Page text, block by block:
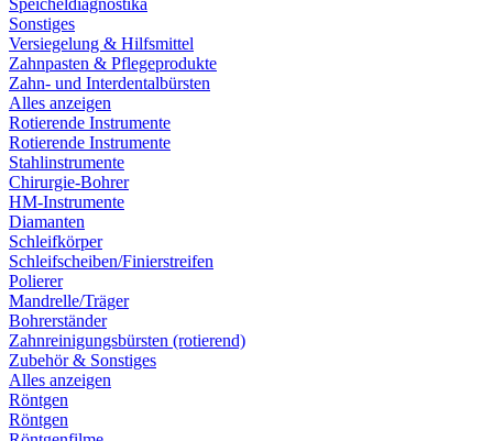
Speicheldiagnostika
Sonstiges
Versiegelung & Hilfsmittel
Zahnpasten & Pflegeprodukte
Zahn- und Interdentalbürsten
Alles anzeigen
Rotierende Instrumente
Rotierende Instrumente
Stahlinstrumente
Chirurgie-Bohrer
HM-Instrumente
Diamanten
Schleifkörper
Schleifscheiben/Finierstreifen
Polierer
Mandrelle/Träger
Bohrerständer
Zahnreinigungsbürsten (rotierend)
Zubehör & Sonstiges
Alles anzeigen
Röntgen
Röntgen